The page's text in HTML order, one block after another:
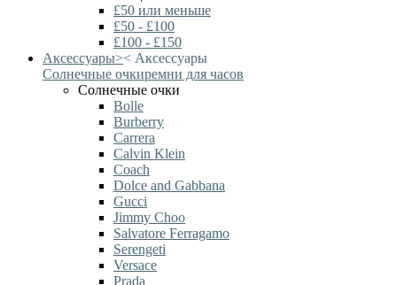
£50 или меньше
£50 - £100
£100 - £150
Аксессуары>< Аксессуары
Солнечные очкиремни для часов
Солнечные очки
Bolle
Burberry
Carrera
Calvin Klein
Coach
Dolce and Gabbana
Gucci
Jimmy Choo
Salvatore Ferragamo
Serengeti
Versace
Prada